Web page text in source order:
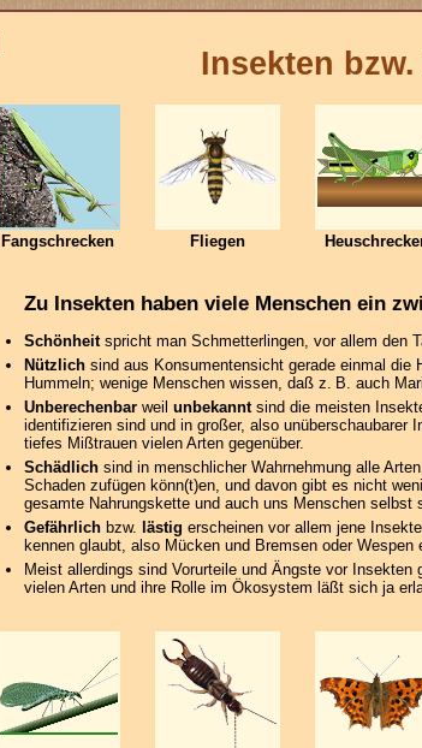
Insekten
Fangschrecken Fliegen
Zu Insekten haben viele Menschen ein
Schönheitspricht man Schmetterlingen, vor allem den
Nützlich sind aus Konsumentensicht gerade einmal die
Hummeln; wenige Menschen wissen, daß z. B. auch
Unberechenbar weil unbekanntsind die meisten
identifizieren sind und in großer, also unüberschaubarer
tiefes Mißtrauen vielen Arten gegenüber.
Schädlich sind in menschlicher Wahrnehmung alle
Schaden zufügen könn(t)en, und davon gibt es nicht
gesamte Nahrungskette und auch uns Menschen selbst
Gefährlich bzw. lästig erscheinen vor allem jene
kennen glaubt, also Mücken und Bremsen oder Wespen
Meist allerdings sind Vorurteile und Ängste vor
vielen Arten und ihre Rolle im Ökosystem läßt sich ja